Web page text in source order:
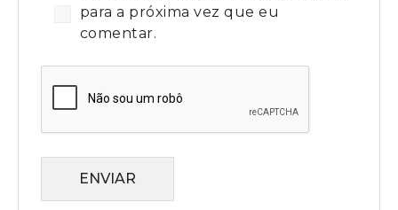
para a próxima vez que eu
comentar.
ENVIAR